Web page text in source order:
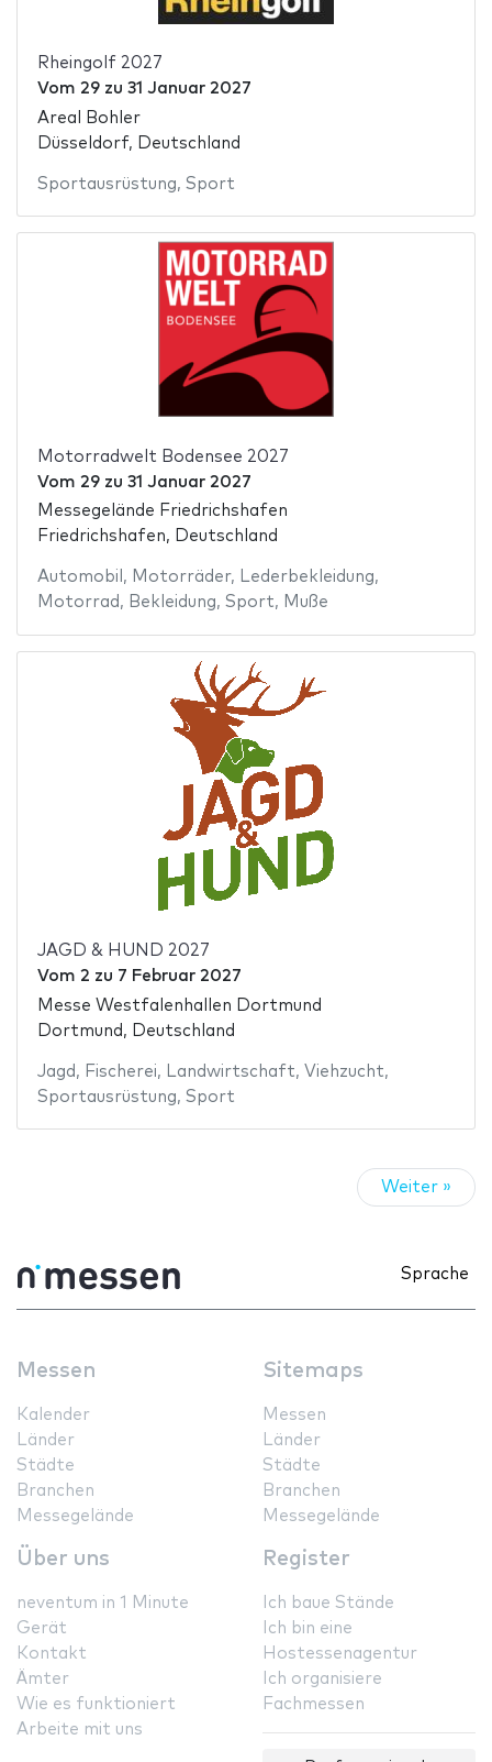
Rheingolf 2027
Vom 29zu 31 Januar 2027
Areal Bohler
Düsseldorf, Deutschland
Sportausrüstung, Sport
Motorradwelt Bodensee 2027
Vom 29zu 31 Januar 2027
Messegelände Friedrichshafen
Friedrichshafen, Deutschland
Automobil , Motorräder, Lederbekleidung,
Motorrad , Bekleidung, Sport, Muße
JAGD & HUND 2027
Vom 2 zu 7 Februar 2027
Messe Westfalenhallen Dortmund
Dortmund, Deutschland
Jagd , Fischerei, Landwirtschaft, Viehzucht,
Sportausrüstung, Sport
Weiter »
Sprache
Messen
Kalender
Länder
Städte
Branchen
Messegelände
Sitemaps
Messen
Länder
Städte
Branchen
Messegelände
Über uns
neventum in 1 Minute
Gerät
Kontakt
Ämter
Wie es funktioniert
Arbeite mit uns
Register
Ich baue Stände
Ich bin eine
Hostessenagentur
Ich organisiere
Fachmessen